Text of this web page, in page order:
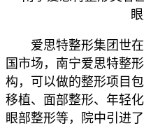
爱思特整形集团世在
国市场，南宁爱思特整
构，可以做的整形项目
移植、面部整形、年轻
眼部整形等，院中引进